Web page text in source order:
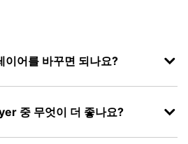
이어를 바꾸면 되나요?
중 무엇이 더 좋나요?